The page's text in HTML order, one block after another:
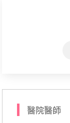
醫院醫師